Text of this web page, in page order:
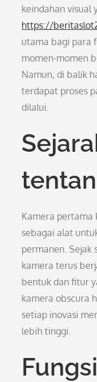
keindahan visual
https://
utama bagi para
momen-momen
Namun, di balik
terdapat proses
dilalui.
Kamera pertama
sebagai alat
permanen. Sejak
kamera terus
bentuk dan fitur
kamera obscura
setiap inovasi
lebih tinggi.